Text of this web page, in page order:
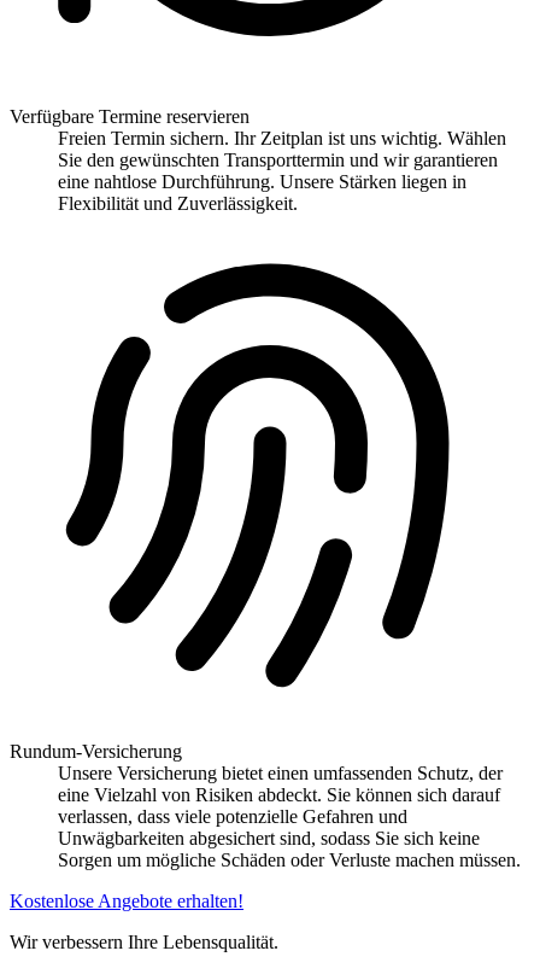
Verfügbare Termine reservieren
Freien Termin sichern. Ihr Zeitplan ist uns wichtig. Wählen
Sie den gewünschten Transporttermin und wir garantieren
eine nahtlose Durchführung. Unsere Stärken liegen in
Flexibilität und Zuverlässigkeit.
Rundum-Versicherung
Unsere Versicherung bietet einen umfassenden Schutz, der
eine Vielzahl von Risiken abdeckt. Sie können sich darauf
verlassen, dass viele potenzielle Gefahren und
Unwägbarkeiten abgesichert sind, sodass Sie sich keine
Sorgen um mögliche Schäden oder Verluste machen müssen.
Kostenlose Angebote erhalten!
Wir verbessern Ihre Lebensqualität.